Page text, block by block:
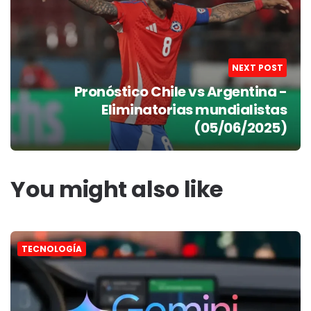
NEXT POST
Pronóstico Chile vs Argentina -
Eliminatorias mundialistas
(05/06/2025)
You might also like
TECNOLOGÍA